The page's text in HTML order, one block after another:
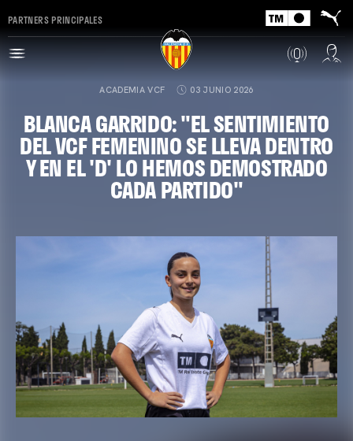
PARTNERS PRINCIPALES
ACADEMIA VCF 03 JUNIO 2026
BLANCA GARRIDO: "EL SENTIMIENTO
DEL VCF FEMENINO SE LLEVA DENTRO
Y EN EL 'D' LO HEMOS DEMOSTRADO
CADA PARTIDO"